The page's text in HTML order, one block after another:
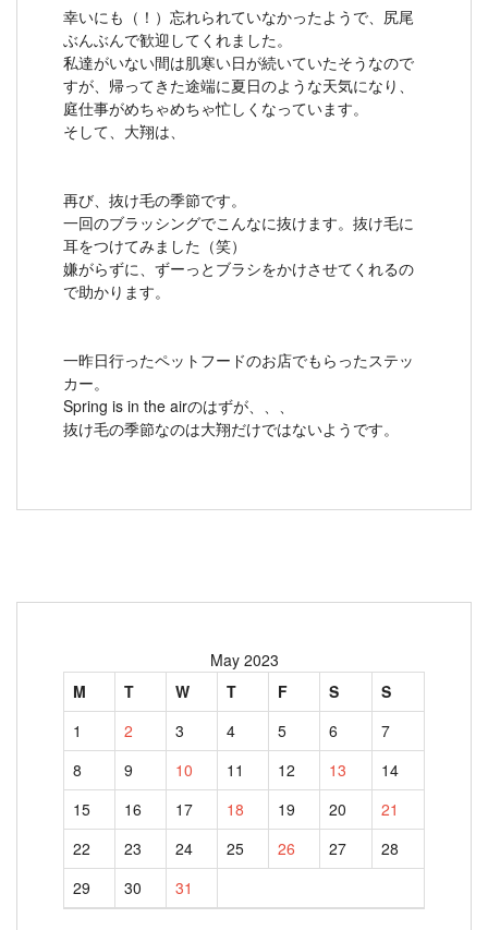
幸いにも（！）忘れられていなかったようで、尻尾
ぶんぶんで歓迎してくれました。
私達がいない間は肌寒い日が続いていたそうなので
すが、帰ってきた途端に夏日のような天気になり、
庭仕事がめちゃめちゃ忙しくなっています。
そして、大翔は、
再び、抜け毛の季節です。
一回のブラッシングでこんなに抜けます。抜け毛に
耳をつけてみました（笑）
嫌がらずに、ずーっとブラシをかけさせてくれるの
で助かります。
一昨日行ったペットフードのお店でもらったステッ
カー。
Spring is in the airのはずが、、、
抜け毛の季節なのは大翔だけではないようです。
May 2023
M
T W T F S
S
1
2 3 4 5 6
7
8
9 10 11 12 13
14
15
16 17 18 19 20
21
22
23 24 25 26 27
28
29
30 31